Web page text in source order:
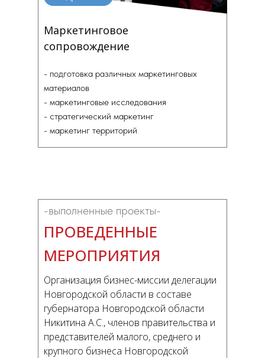
Маркетинговое
сопровождение
- подготовка различных маркетинговых
материалов
- маркетинговые исследования
- стратегический маркетинг
- маркетинг территорий
ПРОВЕДЕННЫЕ
МЕРОПРИЯТИЯ
-выполненные проекты-
Организация бизнес-миссии делегации
Новгородской области в составе
губернатора Новгородской области
Никитина А.С., членов правительства и
представителей малого, среднего и
крупного бизнеса Новгородской